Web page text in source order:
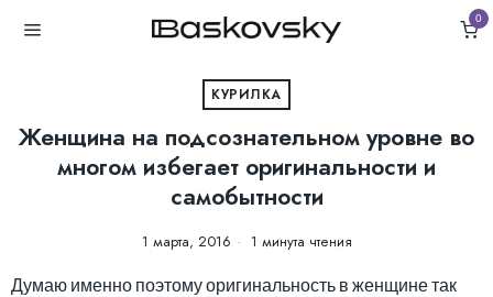
0
КУРИЛКА
Женщина на подсознательном уровне во
многом избегает оригинальности и
самобытности
1 марта, 2016 1 минута чтения
Думаю именно поэтому оригинальность в женщине так